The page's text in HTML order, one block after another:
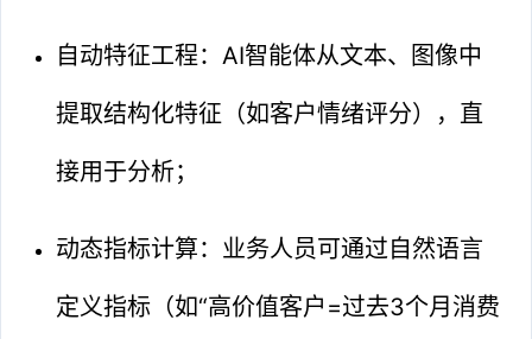
自动特征工程：AI智能体从文本、图像中
提取结构化特征（如客户情绪评分），直
接用于分析；
动态指标计算：业务人员可通过自然语言
定义指标（如“高价值客户=过去3个月消费